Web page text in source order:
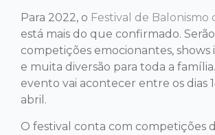
Para 2022, o Festival de Balonismo
está mais do que confirmado.
competições emocionantes, shows
e muita diversão para toda a
evento vai acontecer entre os dias
abril.
O festival conta com competições